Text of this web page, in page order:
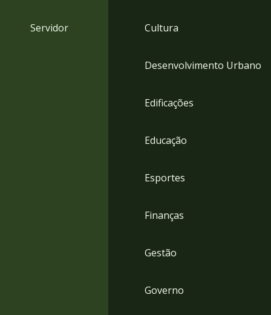
Servidor Cultura
Desenvolvimento Urbano
Edificações
Educação
Esportes
Finanças
Gestão
Governo